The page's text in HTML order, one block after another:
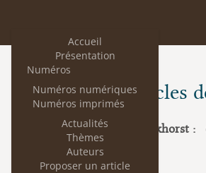
Accueil
Présentation
Numéros
Numéros numériques
Numéros imprimés
Actualités
Thèmes
Auteurs
Proposer un article
Les articles
Hauke Brunkhorst :